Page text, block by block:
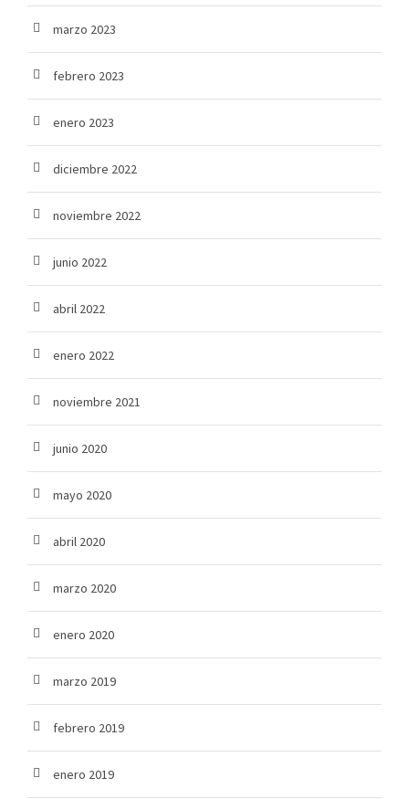
marzo 2023
febrero 2023
enero 2023
diciembre 2022
noviembre 2022
junio 2022
abril 2022
enero 2022
noviembre 2021
junio 2020
mayo 2020
abril 2020
marzo 2020
enero 2020
marzo 2019
febrero 2019
enero 2019